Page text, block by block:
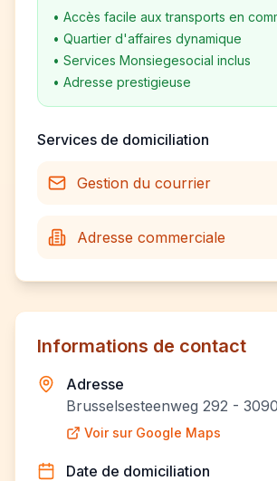
• Accès facile aux transports en
• Quartier d'affaires dynamique
• Services Monsiegesocial inclus
• Adresse prestigieuse
Services de domiciliation
Gestion du courrier
Adresse commerciale
Informations de contact
Adresse
Brusselsesteenweg 292 -
Voir sur Google Maps
Date de domiciliation